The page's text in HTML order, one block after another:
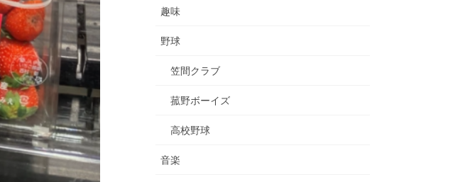
趣味
野球
笠間クラブ
菰野ボーイズ
高校野球
音楽